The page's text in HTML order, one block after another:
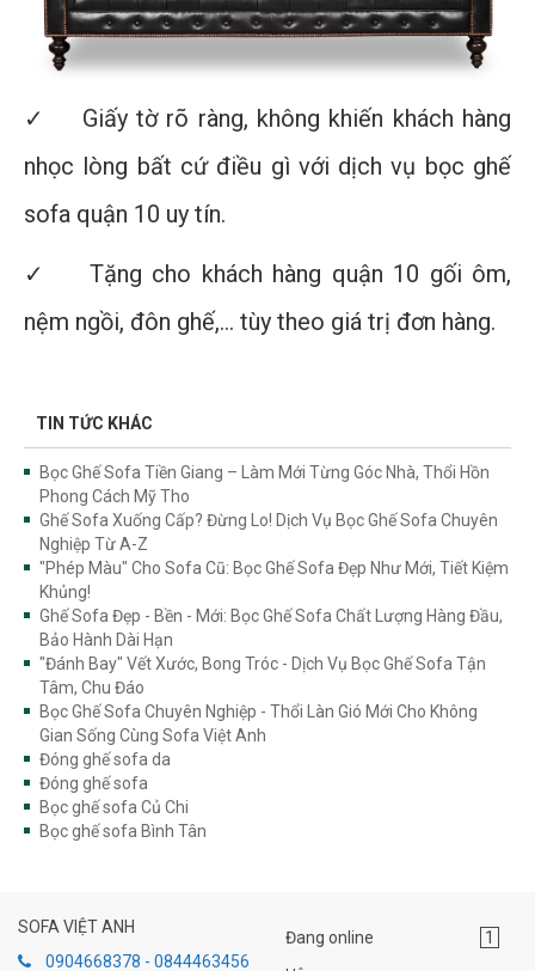
✓ Giấy tờ rõ ràng, không khiến khách hàng
nhọc lòng bất cứ điều gì với dịch vụ bọc ghế
sofa quận 10 uy tín.
✓ Tặng cho khách hàng quận 10 gối ôm,
nệm ngồi, đôn ghế,… tùy theo giá trị đơn hàng.
TIN TỨC KHÁC
Bọc Ghế Sofa Tiền Giang – Làm Mới Từng Góc Nhà, Thổi Hồn
Phong Cách Mỹ Tho
Ghế Sofa Xuống Cấp? Đừng Lo! Dịch Vụ Bọc Ghế Sofa Chuyên
Nghiệp Từ A-Z
"Phép Màu" Cho Sofa Cũ: Bọc Ghế Sofa Đẹp Như Mới, Tiết Kiệm
Khủng!
Ghế Sofa Đẹp - Bền - Mới: Bọc Ghế Sofa Chất Lượng Hàng Đầu,
Bảo Hành Dài Hạn
"Đánh Bay" Vết Xước, Bong Tróc - Dịch Vụ Bọc Ghế Sofa Tận
Tâm, Chu Đáo
Bọc Ghế Sofa Chuyên Nghiệp - Thổi Làn Gió Mới Cho Không
Gian Sống Cùng Sofa Việt Anh
Đóng ghế sofa da
Đóng ghế sofa
Bọc ghế sofa Củ Chi
Bọc ghế sofa Bình Tân
SOFA VIỆT ANH
0904668378 - 0844463456
Đang online 1